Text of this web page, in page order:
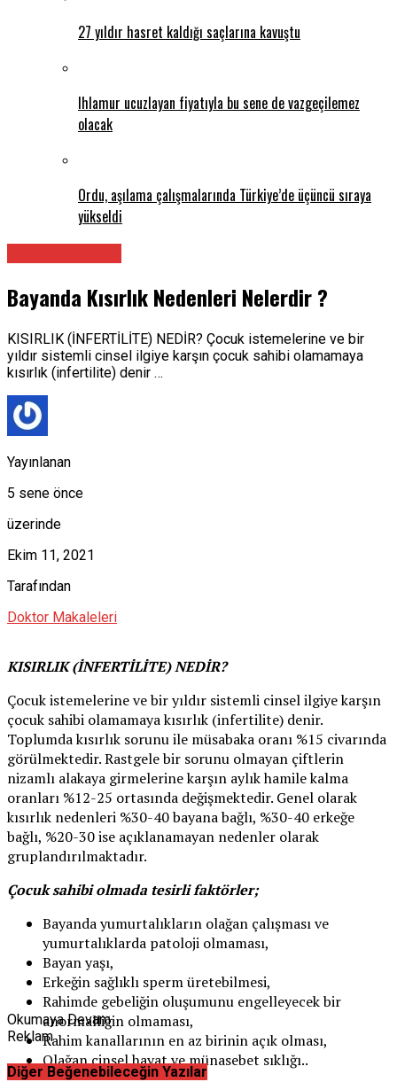
27 yıldır hasret kaldığı saçlarına kavuştu
Ihlamur ucuzlayan fiyatıyla bu sene de vazgeçilemez
olacak
Ordu, aşılama çalışmalarında Türkiye’de üçüncü sıraya
yükseldi
Bayanda Kısırlık Nedenleri Nelerdir ?
KISIRLIK (İNFERTİLİTE) NEDİR? Çocuk istemelerine ve bir
yıldır sistemli cinsel ilgiye karşın çocuk sahibi olamamaya
kısırlık (infertilite) denir …
Yayınlanan
5 sene önce
üzerinde
Ekim 11, 2021
Tarafından
Doktor Makaleleri
KISIRLIK (İNFERTİLİTE) NEDİR?
Çocuk istemelerine ve bir yıldır sistemli cinsel ilgiye karşın
çocuk sahibi olamamaya kısırlık (infertilite) denir.
Toplumda kısırlık sorunu ile müsabaka oranı %15 civarında
görülmektedir. Rastgele bir sorunu olmayan çiftlerin
nizamlı alakaya girmelerine karşın aylık hamile kalma
oranları %12-25 ortasında değişmektedir. Genel olarak
kısırlık nedenleri %30-40 bayana bağlı, %30-40 erkeğe
bağlı, %20-30 ise açıklanamayan nedenler olarak
gruplandırılmaktadır.
Çocuk sahibi olmada tesirli faktörler;
Bayanda yumurtalıkların olağan çalışması ve
yumurtalıklarda patoloji olmaması,
Bayan yaşı,
Erkeğin sağlıklı sperm üretebilmesi,
Rahimde gebeliğin oluşumunu engelleyecek bir
anormalliğin olmaması,
Rahim kanallarının en az birinin açık olması,
Olağan cinsel hayat ve münasebet sıklığı..
Okumaya Devam
Reklam
Diğer Beğenebileceğin Yazılar